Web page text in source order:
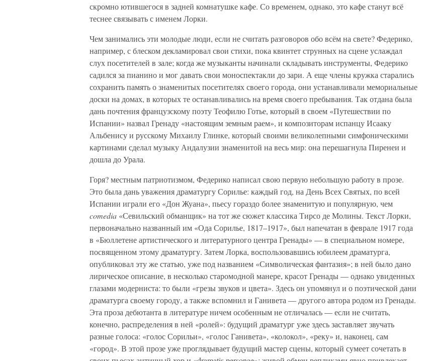
скромно ютившегося в задней комнатушке кафе. Со временем, однако, это кафе станут всё
теснее связывать с именем Лорки.
Чем занимались эти молодые люди, если не считать разговоров обо всём на свете? Федерико,
например, с блеском декламировал свои стихи, пока квинтет струнных на сцене услаждал
слух посетителей в зале; когда же музыканты начинали складывать инструменты, Федерико
садился за пианино и мог давать свои моноспектакли до зари. А еще члены кружка старались
сохранить память о знаменитых посетителях своего города, они устанавливали мемориальные
доски на домах, в которых те останавливались на время своего пребывания. Так отдана была
дань почтения французскому поэту Теофилю Готье, который в своем «Путешествии по
Испании» назвал Гренаду «настоящим земным раем», и композиторам испанцу Исааку
Альбенису и русскому Михаилу Глинке, который своими великолепными симфоническими
картинами сделал музыку Андалузии знаменитой на весь мир: она перешагнула Пиренеи и
дошла до Урала.
Горя? местным патриотизмом, Федерико написал свою первую небольшую работу в прозе.
Это была дань уважения драматургу Сорилье: каждый год, на День Всех Святых, по всей
Испании играли его «Дон Жуана», пьесу гораздо более знаменитую и популярную, чем
comedia «Севильский обманщик» на тот же сюжет классика Тирсо де Молины. Текст Лорки,
первоначально названный им «Ода Сорилье, 1817–1917», был напечатан в феврале 1917 года
в «Бюллетене артистического и литературного центра Гренады» — в специальном номере,
посвященном этому драматургу. Затем Лорка, воспользовавшись юбилеем драматурга,
опубликовал эту же статью, уже под названием «Символическая фантазия»; в ней было дано
лирическое описание, в несколько старомодной манере, красот Гренады — однако увиденных
глазами модерниста: то были «грезы звуков и цвета». Здесь он упомянул и о поэтической дани
драматурга своему городу, а также вспомнил и Ганивета — другого автора родом из Гренады.
Эта проза дебютанта в литературе ничем особенным не отличалась — если не считать,
конечно, распределения в ней «ролей»: будущий драматург уже здесь заставляет звучать
разные голоса: «голос Сорильи», «голос Ганивета», «колокол», «реку» и, наконец, сам
«город». В этой прозе уже проглядывает будущий мастер сцены, который сумеет сочетать в